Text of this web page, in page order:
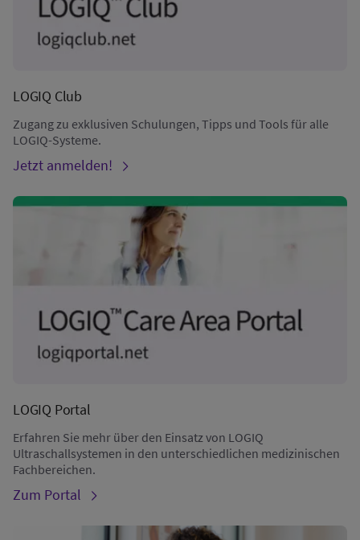
LOGIQ Club
Zugang zu exklusiven Schulungen, Tipps und Tools für alle
LOGIQ-Systeme.
Jetzt anmelden!
LOGIQ Portal
Erfahren Sie mehr über den Einsatz von LOGIQ
Ultraschallsystemen in den unterschiedlichen medizinischen
Fachbereichen.
Zum Portal